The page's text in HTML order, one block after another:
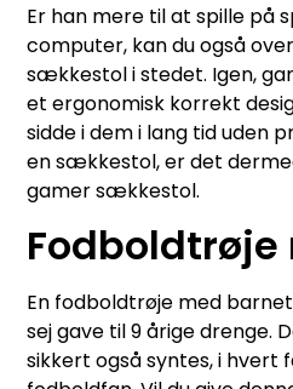
Er han mere til at spille på
computer, kan du også
sækkestol i stedet. Igen,
et ergonomisk korrekt
sidde i dem i lang tid uden
en sækkestol, er det
gamer sækkestol.
Fodboldtrøje
En fodboldtrøje med
sej gave til 9 årige drenge.
sikkert også syntes, i hvert